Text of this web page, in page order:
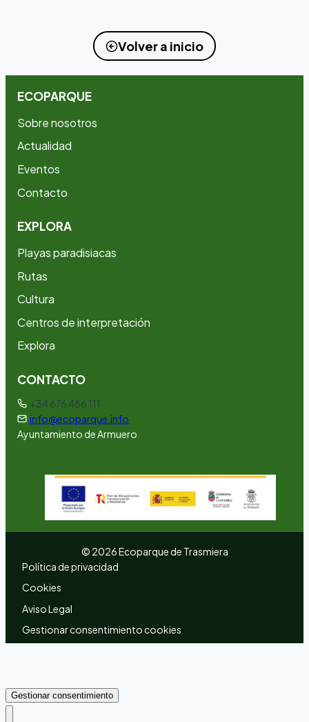
Volver a inicio
ECOPARQUE
Sobre nosotros
Actualidad
Eventos
Contacto
EXPLORA
Playas paradisiacas
Rutas
Cultura
Centros de interpretación
Explora
CONTACTO
+34 676 486 111
info@ecoparque.info
Ayuntamiento de Armuero
© 2026Ecoparque de Trasmiera
Política de privacidad
Cookies
Aviso Legal
Gestionar consentimiento cookies
Gestionar consentimiento